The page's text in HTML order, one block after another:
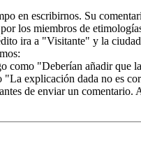
en escribirnos. Su
los miembros de
ira a "Visitante" y la
"Deberían añadir que
explicación dada no es
antes de enviar un comentario.